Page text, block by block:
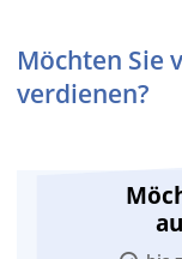
Möchten Sie
verdienen?